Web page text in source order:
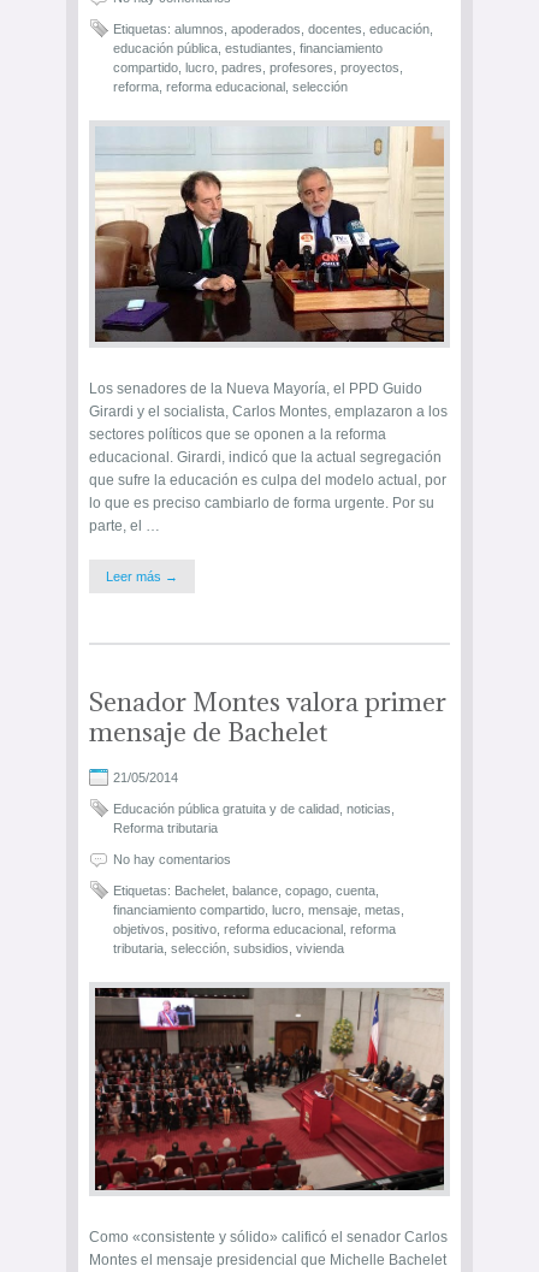
Etiquetas: alumnos apoderados docentes educación
educación pública estudiantes financiamiento
compartido
lucro padres profesores proyectos
reforma reforma educacional selección
Los senadores de la Nueva Mayoría, el PPD Guido
Girardi y el socialista, Carlos Montes, emplazaron a los
sectores políticos que se oponen a la reforma
educacional. Girardi, indicó que la actual segregación
que sufre la educación es culpa del modelo actual, por
lo que es preciso cambiarlo de forma urgente. Por su
parte, el …
Leer más →
Senador Montes valora primer
mensaje de Bachelet
21/05/2014
Educación pública gratuita y de calidad, noticias,
Reforma tributaria
No hay comentarios
Etiquetas: Bachelet, balance, copago, cuenta,
financiamiento compartido, lucro, mensaje, metas,
objetivos, positivo, reforma educacional , reforma
tributaria, selección, subsidios, vivienda
Como «consistente y sólido» calificó el senador Carlos
Montes el mensaje presidencial que Michelle Bachelet